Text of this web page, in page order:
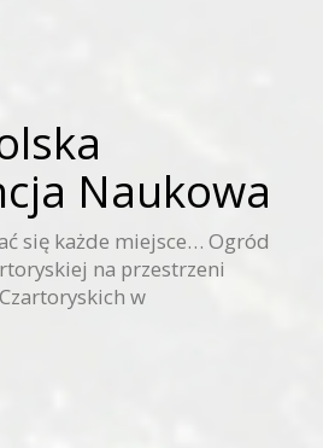
Naukowa
się każde miejsce… Ogród
na przestrzeni
w